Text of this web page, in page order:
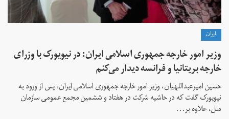
ايران
وزیر امور خارجه جمهوری اسلامی ایران: در نیویورک با وزرای
خارجه بریتانیا و فرانسه دیدار می‌کنم
حسین امیرعبداللهیان، وزیر امور خارجه جمهوری اسلامی ایران، پس از ورود به
نیویورک گفت که در حاشیه شرکت در هفتاد و ششمین مجمع عمومی سازمان
ملل، علاوه بر...